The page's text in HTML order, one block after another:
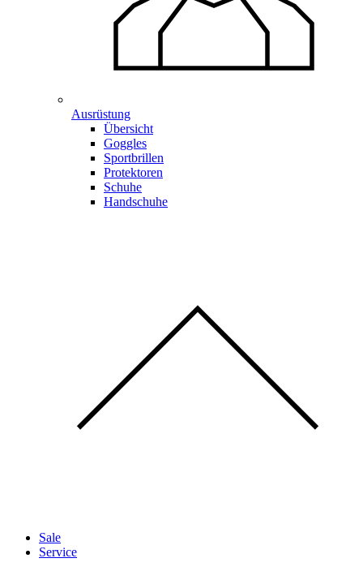
Ausrüstung
Übersicht
Goggles
Sportbrillen
Protektoren
Schuhe
Handschuhe
Sale
Service